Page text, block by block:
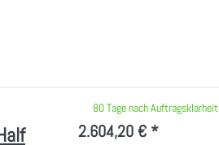
Bewertungen vor.80 Tage nach Auftragsklarheit
2.604,20 € *